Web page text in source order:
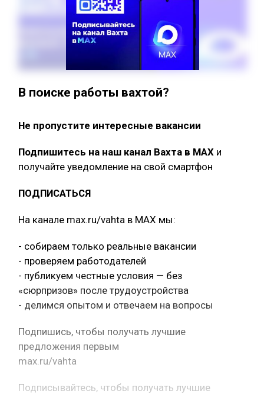
В поиске работы вахтой?
Не пропустите интересные вакансии
Подпишитесь на наш канал Вахта в МАХ и
получайте уведомление на свой смартфон
ПОДПИСАТЬСЯ
На канале max.ru/vahta в MAX мы:
- собираем только реальные вакансии
- проверяем работодателей
- публикуем честные условия — без
«сюрпризов» после трудоустройства
- делимся опытом и отвечаем на вопросы
Подпишись, чтобы получать лучшие
предложения первым
max.ru/vahta
Подписывайтесь, чтобы получать лучшие